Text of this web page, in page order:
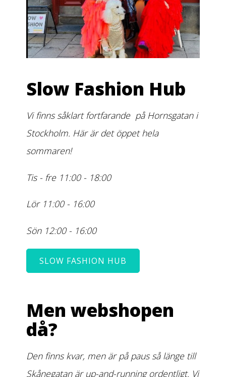
Slow Fashion Hub
Vi finns såklart fortfarande på Hornsgatan i
Stockholm. Här är det öppet hela
sommaren!
Tis - fre 11:00 - 18:00
Lör 11:00 - 16:00
Sön 12:00 - 16:00
SLOW FASHION HUB
Men webshopen
då?
Den finns kvar, men är på paus så länge till
Skånegatan är up-and-running ordentligt. Vi